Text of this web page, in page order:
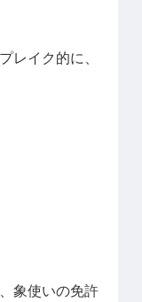
レイク的に、
象使いの免許